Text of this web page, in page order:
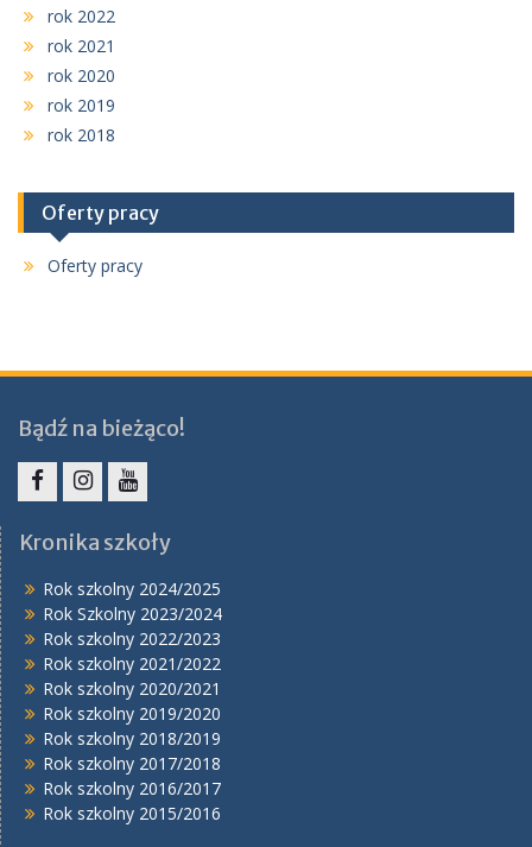
rok 2022
rok 2021
rok 2020
rok 2019
rok 2018
Oferty pracy
Oferty pracy
Bądź na bieżąco!
Kronika szkoły
Rok szkolny 2024/2025
Rok Szkolny 2023/2024
Rok szkolny 2022/2023
Rok szkolny 2021/2022
Rok szkolny 2020/2021
Rok szkolny 2019/2020
Rok szkolny 2018/2019
Rok szkolny 2017/2018
Rok szkolny 2016/2017
Rok szkolny 2015/2016